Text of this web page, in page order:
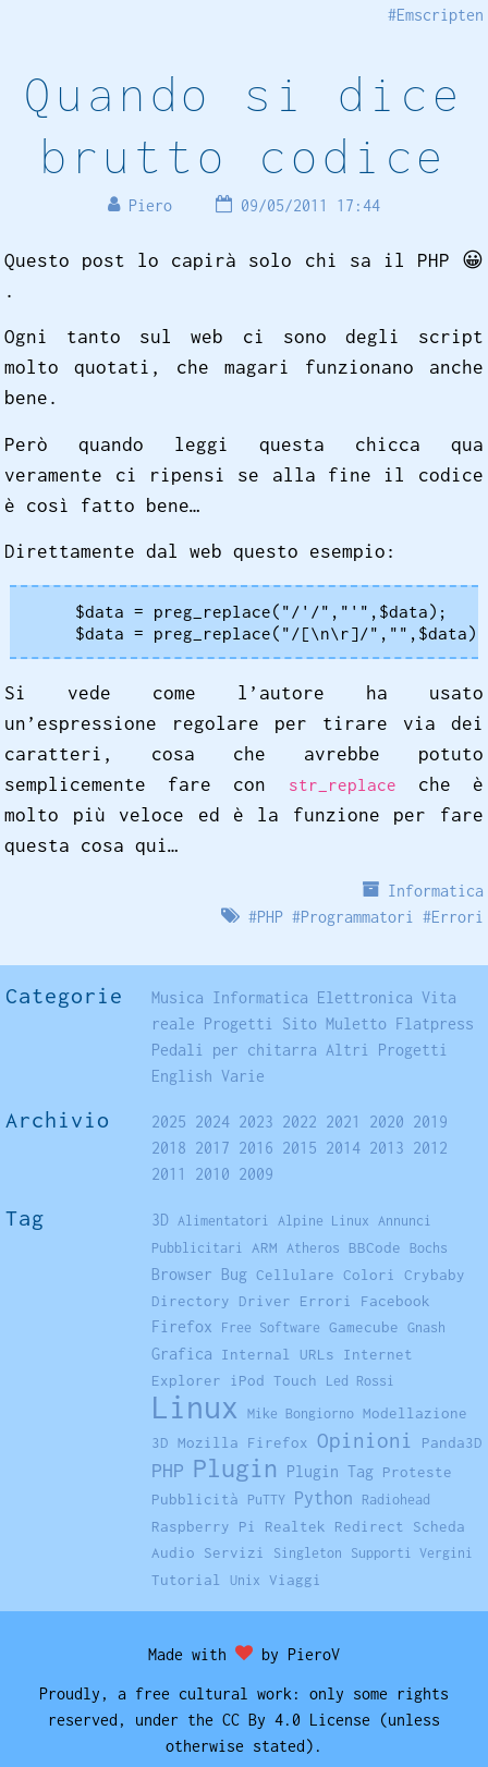
#Emscripten
Quando si dice
brutto codice
Piero 09/05/2011 17:44
Questo post lo capirà solo chi sa il PHP 😀
.
Ogni tanto sul web ci sono degli script
molto quotati, che magari funzionano anche
bene.
Però quando leggi questa chicca qua
veramente ci ripensi se alla fine il codice
è così fatto bene…
Direttamente dal web questo esempio:
    $data = preg_replace("/'/","'",$data);
    $data = preg_replace("/[\n\r]/","",$data);
Si vede come l’autore ha usato
un’espressione regolare per tirare via dei
caratteri, cosa che avrebbe potuto
semplicemente fare con
str_replace che è
molto più veloce ed è la funzione per fare
questa cosa qui…
Informatica
#PHP#Programmatori #Errori
Categorie Musica Informatica Elettronica Vita
reale Progetti Sito Muletto Flatpress
Pedali per chitarra Altri Progetti
English Varie
Archivio 2025 2024 2023 2022 2021 2020 2019
2018 2017 2016 2015 2014 2013 2012
2011
2010 2009
Tag 3D Alimentatori Alpine Linux Annunci
Pubblicitari
ARM Atheros BBCode Bochs
Browser Bug Cellulare Colori
Crybaby
Directory
Driver Errori Facebook
Firefox Free Software Gamecube Gnash
Grafica Internal URLs
Internet
Explorer
iPod Touch Led Rossi
Linux Mike Bongiorno Modellazione
3D Mozilla Firefox Opinioni Panda3D
PHP Plugin Plugin Tag Proteste
Pubblicità
PuTTY Python Radiohead
Raspberry Pi Realtek Redirect
Scheda
Audio
Servizi Singleton Supporti Vergini
Tutorial Unix Viaggi
Made with by PieroV
Proudly, a free cultural work: only some rights
reserved, under the CC By 4.0 License (unless
otherwise stated).